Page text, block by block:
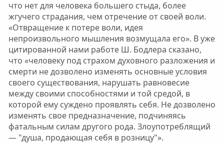
что нет для человека большего стыда, более
жгучего страдания, чем отречение от своей воли.
«Отвращение к потере воли, идея
непроизвольного мышления возмущала его». В уже
цитированной нами работе Ш. Бодлера сказано,
что «человеку под страхом духовного разложения и
смерти не дозволено изменять основные условия
своего существования, нарушать равновесие
между своими способностями и той средой, в
которой ему суждено проявлять себя. Не дозволено
изменять свое предназначение, подчиняясь
фатальным силам другого рода. Злоупотреблящий
— "душа, продающая себя в розницу"».